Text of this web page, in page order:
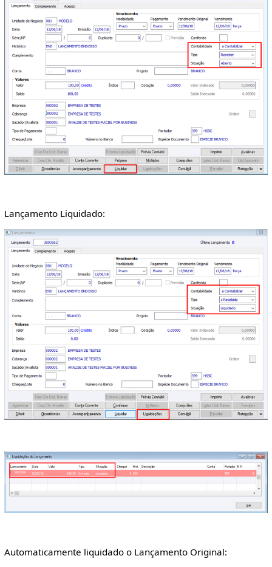
Lançamento Liquidado:
Automaticamente liquidado o Lançamento Original: